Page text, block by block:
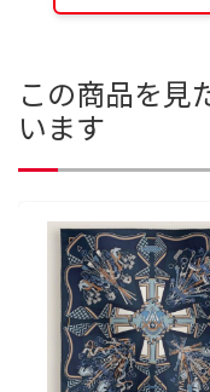
この商品を見
います